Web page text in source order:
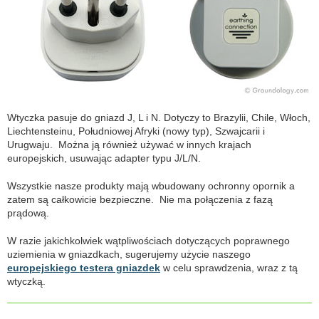
Wtyczka pasuje do gniazd J, L i N. Dotyczy to Brazylii, Chile, Włoch,
Liechtensteinu, Południowej Afryki (nowy typ), Szwajcarii i
Urugwaju. Można ją również używać w innych krajach
europejskich, usuwając adapter typu J/L/N.
Wszystkie nasze produkty mają wbudowany ochronny opornik a
zatem są całkowicie bezpieczne. Nie ma połączenia z fazą
prądową.
W razie jakichkolwiek wątpliwościach dotyczących poprawnego
uziemienia w gniazdkach, sugerujemy użycie naszego
europejskiego testera gniazdek w celu sprawdzenia, wraz z tą
wtyczką.